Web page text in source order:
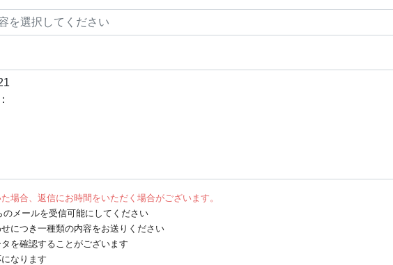
場合、返信にお時間をいただく場合がございます。
メールを受信可能にしてください
につき一種類の内容をお送りください
を確認することがございます
なります